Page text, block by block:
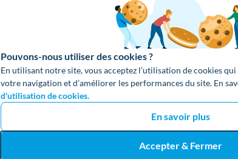
Pouvons-nous utiliser des cookies ?
En utilisant notre site, vous acceptez l’utilisation de cookies
votre navigation et d’améliorer les performances du site. En
d'utilisation de cookies.
En savoir plus
Accepter & Fermer